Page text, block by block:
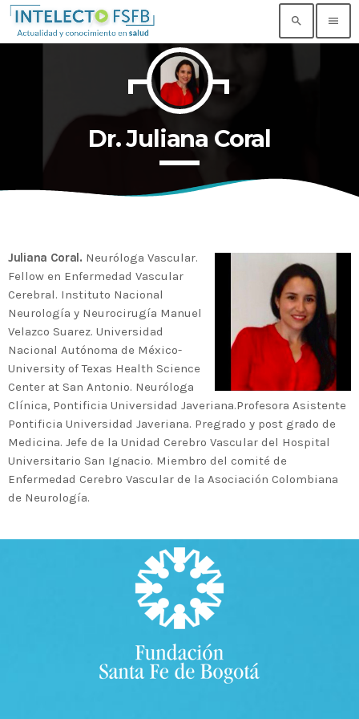
search menu
Noticia de prueba 3
17 SEPTIEMBRE, 2021
Building an Office: Architectural Glass
Why Architectural Drafting Is Common in
Architectural Design
today 14 AGOSTO, 2019
Noticia de personal salud 5
today 17 SEPTIEMBRE, 2021
MOST UPVOTED
today 14 AGOSTO, 2019
431
ADMINISTRATOR
Dr. Juliana Coral
Juliana Coral. Neuróloga Vascular.
Fellow en Enfermedad Vascular
Cerebral. Instituto Nacional
Neurología y Neurocirugía Manuel
Velazco Suarez. Universidad
Nacional Autónoma de México-
University of Texas Health Science
Center at San Antonio. Neuróloga
Clínica, Pontificia Universidad Javeriana.Profesora Asistente
Pontificia Universidad Javeriana. Pregrado y post grado de
Medicina. Jefe de la Unidad Cerebro Vascular del Hospital
Universitario San Ignacio. Miembro del comité de
Enfermedad Cerebro Vascular de la Asociación Colombiana
de Neurología.